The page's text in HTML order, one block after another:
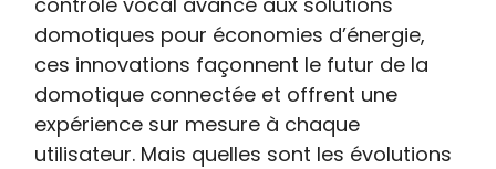
domotiques pour économies d’énergie,
ces innovations façonnent le futur de la
domotique connectée et offrent une
expérience sur mesure à chaque
utilisateur. Mais quelles sont les évolutions